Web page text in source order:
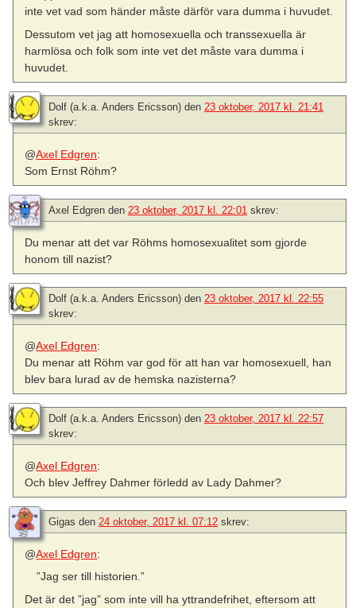
inte vet vad som händer måste därför vara dumma i huvudet.
Dessutom vet jag att homosexuella och transsexuella är
harmlösa och folk som inte vet det måste vara dumma i
huvudet.
Dolf (a.k.a. Anders Ericsson) den 23 oktober, 2017 kl. 21:41
skrev:
@Axel Edgren:
Som Ernst Röhm?
Axel Edgren den 23 oktober, 2017 kl. 22:01 skrev:
Du menar att det var Röhms homosexualitet som gjorde
honom till nazist?
Dolf (a.k.a. Anders Ericsson) den 23 oktober, 2017 kl. 22:55
skrev:
@Axel Edgren:
Du menar att Röhm var god för att han var homosexuell, han
blev bara lurad av de hemska nazisterna?
Dolf (a.k.a. Anders Ericsson) den 23 oktober, 2017 kl. 22:57
skrev:
@Axel Edgren:
Och blev Jeffrey Dahmer förledd av Lady Dahmer?
Gigas den 24 oktober, 2017 kl. 07:12 skrev:
@Axel Edgren:
”Jag ser till historien.”
Det är det ”jag” som inte vill ha yttrandefrihet, eftersom att